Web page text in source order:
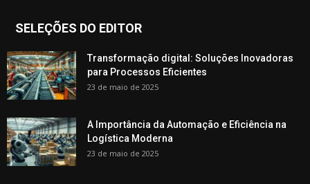
SELEÇÕES DO EDITOR
Transformação digital: Soluções Inovadoras
para Processos Eficientes
23 de maio de 2025
A Importância da Automação e Eficiência na
Logística Moderna
23 de maio de 2025